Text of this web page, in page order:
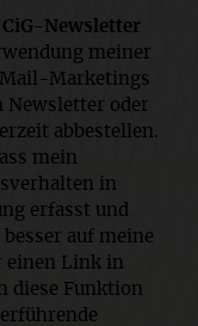
CiG-Newsletter
meiner
Mail-Marketings
Newsletter oder
abbestellen.
mein
in
erfasst und
auf meine
einen Link in
diese Funktion